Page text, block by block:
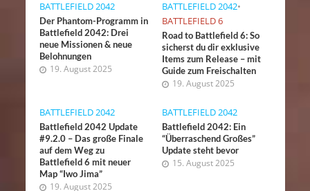
BATTLEFIELD 2042
Der Phantom-Programm in
Battlefield 2042: Drei
neue Missionen & neue
Belohnungen
19. August 2025
BATTLEFIELD 2042•
BATTLEFIELD 6
Road to Battlefield 6: So
sicherst du dir exklusive
Items zum Release – mit
Guide zum Freischalten
19. August 2025
BATTLEFIELD 2042
Battlefield 2042 Update
#9.2.0 – Das große Finale
auf dem Weg zu
Battlefield 6 mit neuer
Map “Iwo Jima”
19. August 2025
BATTLEFIELD 2042
Battlefield 2042: Ein
“Überraschend Großes”
Update steht bevor
15. August 2025